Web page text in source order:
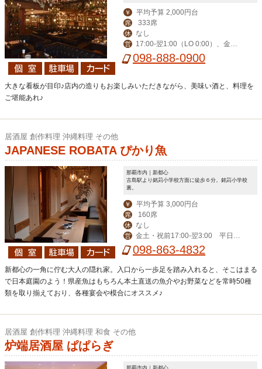
￥ 平均予算 2,000円台
席 333席
休 なし
営
17:00-翌1:00（LO 0:00）、金土
祝前17:00-翌2:00（LO 翌1:00）
098-888-0900
大きな看板が目印♪店内の造りもお楽しみいただきながら、美味い酒と、料理を
ご堪能あれ♪
居酒屋 創作料理 沖縄料理 その他
JAPANESE ROBATA ぴかり魚
那覇市内｜新都心
古島駅より銘苅小学校方面に徒歩６分。銘苅小学校
裏。
￥ 平均予算 3,000円台
席 160席
休 なし
営
金土・祝前17:00-翌3:00 平日17:
00-翌2:00
098-863-4832
新都心の一角に佇む大人の隠れ家。入口から一歩足を踏み入れると、そこはまる
で日本庭園のよう！県産魚はもちろん本土直送の魚介やお野菜などを常時50種
類を取り揃えており、各種宴会や模合にオススメ♪
居酒屋 創作料理 沖縄料理 和食 その他
炉端居酒屋 ぱぱらぎ